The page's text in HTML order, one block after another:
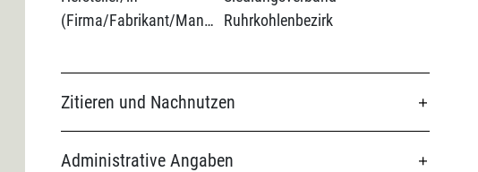
(Firma/Fabrikant/Manufaktur):
Ruhrkohlenbezirk
Zitieren und Nachnutzen
Administrative Angaben